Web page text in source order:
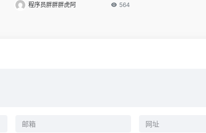
程序员胖胖胖虎阿 564